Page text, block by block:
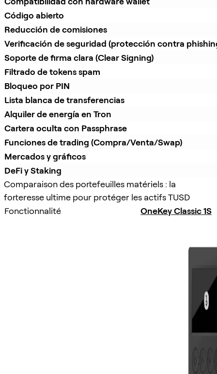
Código abierto
Reducción de comisiones
Verificación de seguridad (protección contra
Soporte de firma clara (Clear Signing)
Filtrado de tokens spam
Bloqueo por PIN
Lista blanca de transferencias
Alquiler de energía en Tron
Cartera oculta con Passphrase
Funciones de trading (Compra/Venta/Swap)
Mercados y gráficos
DeFi y Staking
Comparaison des portefeuilles matériels : la
forteresse ultime pour protéger les actifs TUSD
Fonctionnalité
OneKey Classic 1S